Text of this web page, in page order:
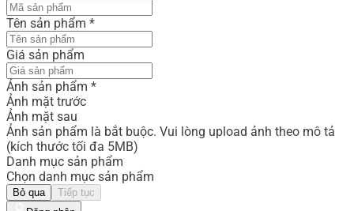
Tên sản phẩm *
Giá sản phẩm
Ảnh sản phẩm *
Ảnh mặt trước
Ảnh mặt sau
Ảnh sản phẩm là bắt buộc. Vui lòng upload ảnh theo mô tả
(kích thước tối đa 5MB)
Danh mục sản phẩm
Chọn danh mục sản phẩm
Bỏ qua
Tiếp tục